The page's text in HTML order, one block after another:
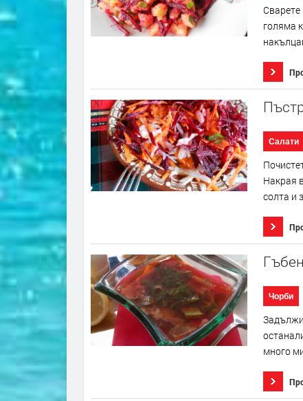
Сварете
голяма
Салати
Накрая
солта и
Чорби
много